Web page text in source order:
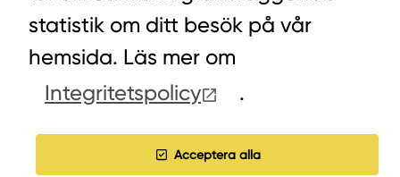
JOBBA HOS OSS
statistik om ditt besök på vår
hemsida. Läs mer om
Integritetspolicy
.
Acceptera alla